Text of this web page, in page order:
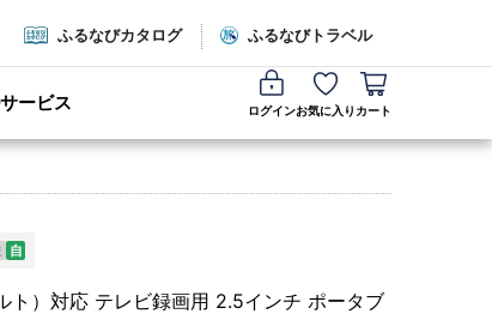
ふるなびカタログ ふるなびトラベル
ービス ログインお気に入り カート
自
ト）対応 テレビ録画用 2.5インチ ポータブ